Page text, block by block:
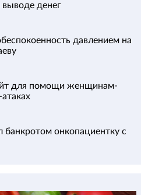
выводе денег
давлением на
для помощи женщинам-
банкротом онкопациентку с